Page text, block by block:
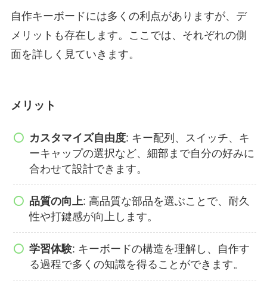
自作キーボードには多くの利点がありますが、デ
メリットも存在します。ここでは、それぞれの側
面を詳しく見ていきます。
メリット
カスタマイズ自由度: キー配列、スイッチ、キ
ーキャップの選択など、細部まで自分の好みに
合わせて設計できます。
品質の向上: 高品質な部品を選ぶことで、耐久
性や打鍵感が向上します。
学習体験: キーボードの構造を理解し、自作す
る過程で多くの知識を得ることができます。